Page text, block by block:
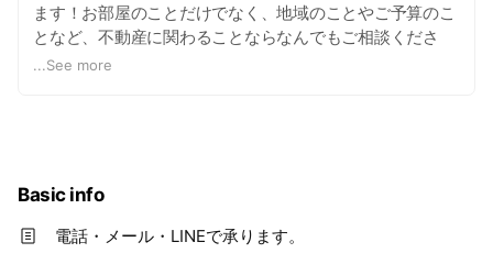
ます！お部屋のことだけでなく、地域のことやご予算のこ
となど、不動産に関わることならなんでもご相談くださ
い！スタッフ一同、ご来店を心よりお待ち申し上げており
...See more
Basic info
電話・メール・LINEで承ります。